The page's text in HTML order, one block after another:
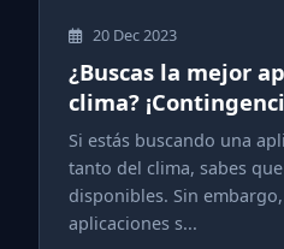
20 Dec 2023
¿Buscas la mejor
clima?
Si estás buscando una
tanto del clima, sabes
disponibles. Sin
aplicaciones s...